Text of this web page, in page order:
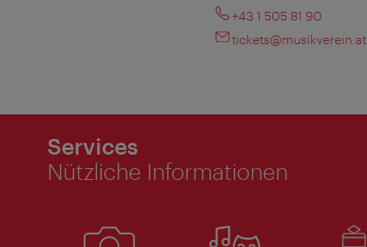
+43 1 505 81 90
tickets@musikverein.at
Services
Nützliche Informationen